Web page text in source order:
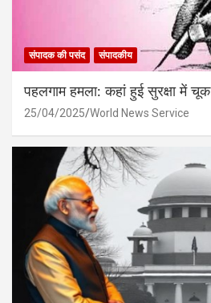
संपादक की पसंद संपादकीय
पहलगाम हमला: कहां हुई सुरक्षा में चूक
25/04/2025 World News Service